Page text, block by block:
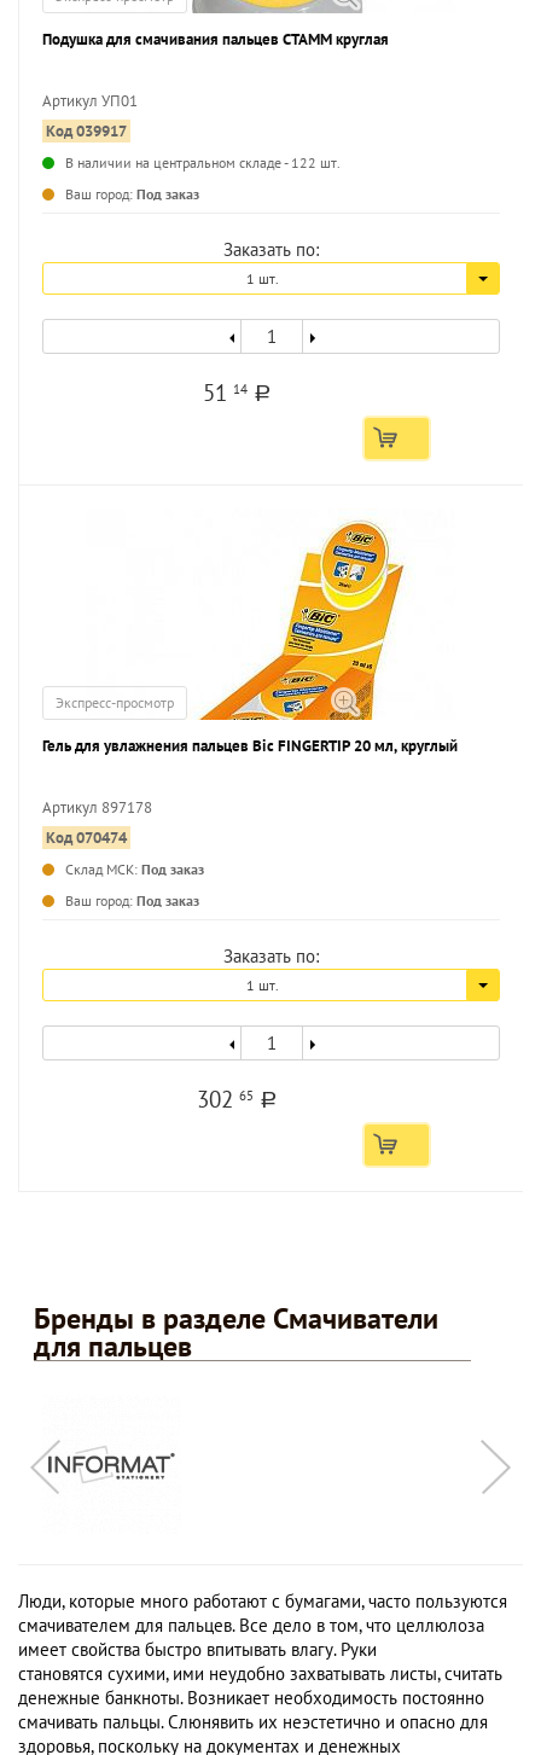
Подушка для смачивания пальцев СТАММ круглая
Артикул УП01
Код 039917
В наличии на центральном складе - 122 шт.
Ваш город: Под заказ
Заказать по:
1 шт.
51 14 a
Экспресс-просмотр
Гель для увлажнения пальцев Bic FINGERTIP 20 мл, круглый
Артикул 897178
Код 070474
Склад МСК: Под заказ
Ваш город: Под заказ
Заказать по:
1 шт.
30265 a
Бренды в разделе Смачиватели
для пальцев
Люди, которые много работают с бумагами, часто пользуются
смачивателем для пальцев. Все дело в том, что целлюлоза
имеет свойства быстро впитывать влагу. Руки
становятся сухими, ими неудобно захватывать листы, считать
денежные банкноты. Возникает необходимость постоянно
смачивать пальцы. Слюнявить их неэстетично и опасно для
здоровья, поскольку на документах и денежных